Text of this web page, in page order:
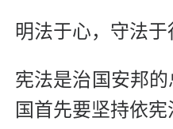
明法于心，守法于
宪法是治国安邦
国首先要坚持依